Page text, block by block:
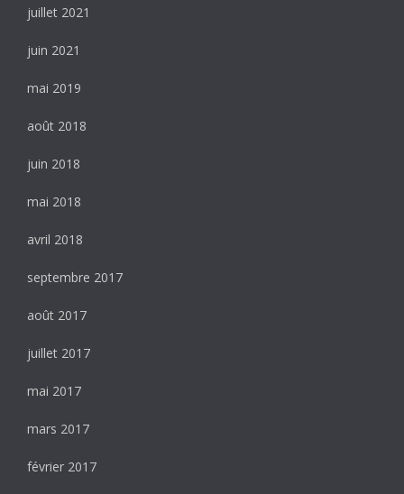
juillet 2021
juin 2021
mai 2019
août 2018
juin 2018
mai 2018
avril 2018
septembre 2017
août 2017
juillet 2017
mai 2017
mars 2017
février 2017